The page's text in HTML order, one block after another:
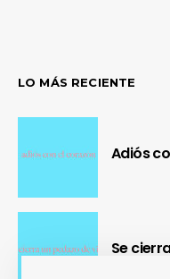
LO MÁS RECIENTE
Adiós
Se